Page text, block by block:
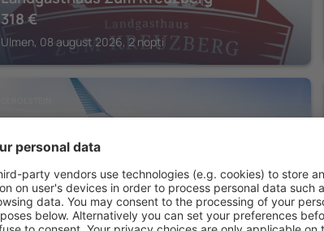
318 €
Ulmen, 08 august 2026, 2 nopți